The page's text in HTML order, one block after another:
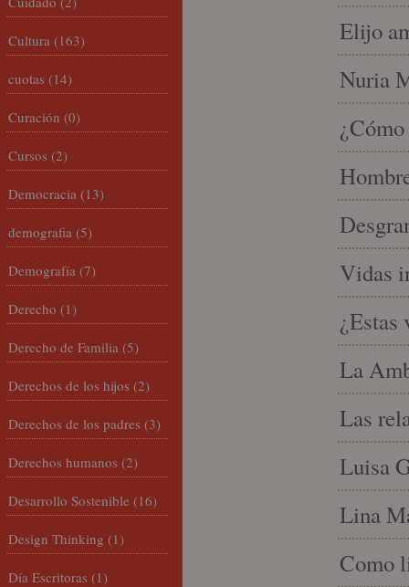
Elijo
Nuria
Vidas
¿Estas
La
Las
Luisa
Lina
Como
Cultura (163)
cuotas (14)
Curación (0)
Cursos (2)
Democracia (13)
demografia (5)
Demografía (7)
Derecho (1)
Derecho de Familia (5)
Derechos de los hijos (2)
Derechos de los padres (3)
Derechos humanos (2)
Desarrollo Sostenible (16)
Design Thinking (1)
Día Escritoras (1)